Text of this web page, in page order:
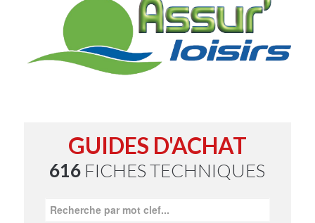
GUIDES D'ACHAT
616 FICHES TECHNIQUES